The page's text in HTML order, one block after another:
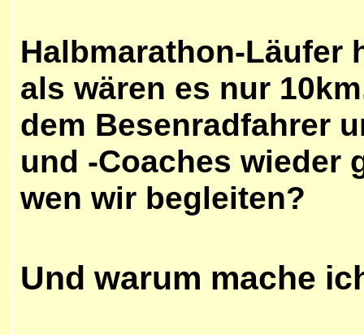
Halbmarathon-Läufer
als wären es nur
dem Besenradfahrer
und -Coaches wieder
wen wir begleiten?
Und warum mache